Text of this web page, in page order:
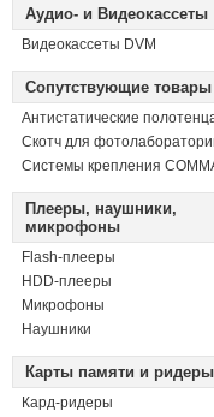
Аудио- и Видеокассеты
Видеокассеты DVM
Сопутствующие товары
Антистатические
Скотч для
Системы крепления
Плееры, наушники,
микрофоны
Flash-плееры
HDD-плееры
Микрофоны
Наушники
Карты памяти и ридеры
Кард-ридеры